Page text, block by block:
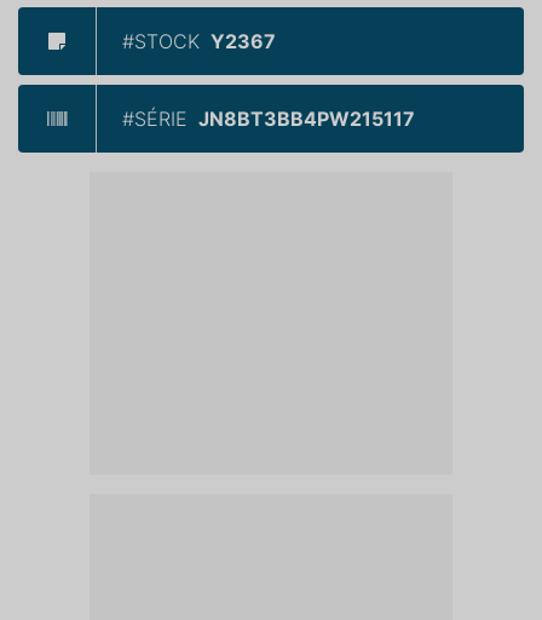
#STOCK Y2367
#SÉRIE JN8BT3BB4PW215117